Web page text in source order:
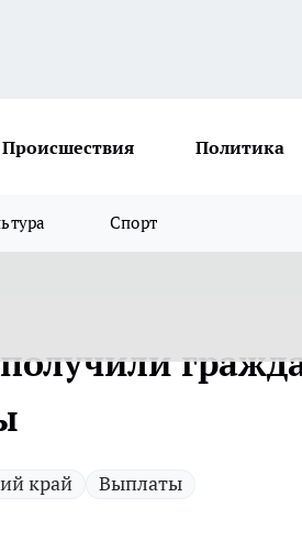
Происшествия Политика
Спорт
край Выплаты